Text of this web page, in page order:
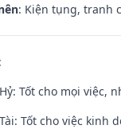
: Kiện tụng, tranh
:
Tốt cho mọi việc,
Tốt cho việc kinh